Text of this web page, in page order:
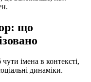
що
імена в контексті,
динаміки.